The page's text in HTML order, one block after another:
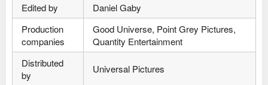
Edited by
Daniel Gaby
Production
companies
Good Universe, Point Grey Pictures,
Quantity Entertainment
Distributed
by
Universal Pictures